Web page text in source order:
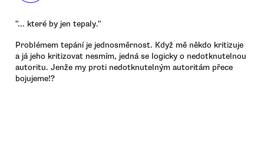
"... které by jen tepaly."
Problémem tepání je jednosměrnost. Když mě někdo kritizuje
a já jeho kritizovat nesmím, jedná se logicky o nedotknutelnou
autoritu. Jenže my proti nedotknutelným autoritám přece
bojujeme!?